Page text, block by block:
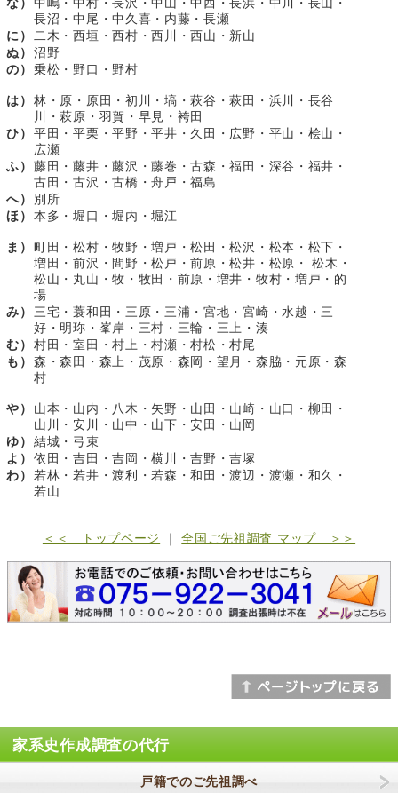
長沼・中尾・中久喜・内藤・長瀬
に）
二木・西垣・西村・西川・西山・新山
ぬ） 沼野
の） 乗松・野口・野村
は） 林・原・原田・初川・塙・萩谷・萩田・浜川・長谷
川・萩原・羽賀・早見・袴田
ひ） 平田・平栗・平野・平井・久田・広野・平山・桧山・
広瀬
ふ） 藤田・藤井・藤沢・藤巻・古森・福田・深谷・福井・
古田・古沢・古橋・舟戸・福島
へ）
別所
ほ） 本多・堀口・堀内・堀江
ま） 町田・松村・牧野・増戸・松田・松沢・松本・松下・
増田・前沢・間野・松戸・前原・松井・松原・ 松木・
松山・丸山・牧・牧田・前原・増井・牧村・増戸・的
場
み）
三宅・蓑和田・三原・三浦・宮地・宮崎・水越・三
好・明珎・峯岸・三村・三輪・三上・湊
む） 村田・室田・村上・村瀬・村松・村尾
も） 森・森田・森上・茂原・森岡・望月・森脇・元原・森
村
や）
山本・山内・八木・矢野・山田・山崎・山口・柳田・
山川・安川・山中・山下・安田・山岡
ゆ） 結城・弓束
よ） 依田・吉田・吉岡・横川・吉野・吉塚
わ） 若林・若井・渡利・若森・和田・渡辺・渡瀬・和久・
若山
＜＜ トップページ ｜全国ご先祖調査 マップ ＞＞
家系史作成調査の代行
戸籍でのご先祖調べ